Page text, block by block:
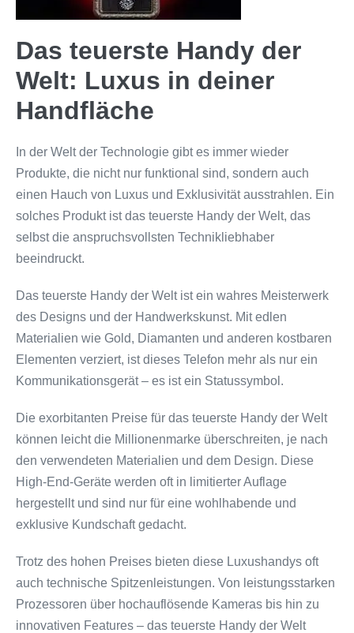
Das teuerste Handy der
Welt: Luxus in deiner
Handfläche
In der Welt der Technologie gibt es immer wieder
Produkte, die nicht nur funktional sind, sondern auch
einen Hauch von Luxus und Exklusivität ausstrahlen. Ein
solches Produkt ist das teuerste Handy der Welt, das
selbst die anspruchsvollsten Technikliebhaber
beeindruckt.
Das teuerste Handy der Welt ist ein wahres Meisterwerk
des Designs und der Handwerkskunst. Mit edlen
Materialien wie Gold, Diamanten und anderen kostbaren
Elementen verziert, ist dieses Telefon mehr als nur ein
Kommunikationsgerät – es ist ein Statussymbol.
Die exorbitanten Preise für das teuerste Handy der Welt
können leicht die Millionenmarke überschreiten, je nach
den verwendeten Materialien und dem Design. Diese
High-End-Geräte werden oft in limitierter Auflage
hergestellt und sind nur für eine wohlhabende und
exklusive Kundschaft gedacht.
Trotz des hohen Preises bieten diese Luxushandys oft
auch technische Spitzenleistungen. Von leistungsstarken
Prozessoren über hochauflösende Kameras bis hin zu
innovativen Features – das teuerste Handy der Welt